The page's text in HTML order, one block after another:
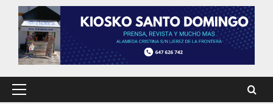
Menú